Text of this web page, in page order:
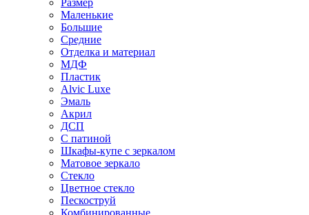
Размер
Маленькие
Большие
Средние
Отделка и материал
МДФ
Пластик
Alvic Luxe
Эмаль
Акрил
ДСП
С патиной
Шкафы-купе с зеркалом
Матовое зеркало
Стекло
Цветное стекло
Пескоструй
Комбинированные